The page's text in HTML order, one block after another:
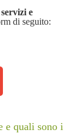
e
di seguito:
e quali sono i